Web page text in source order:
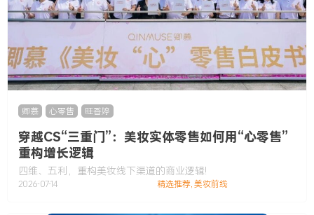
卿慕 心零售 旺香婷
穿越CS“三重门”：美妆实体零售如何用“心零售”
重构增长逻辑
四维、五利，重构美妆线下渠道的商业逻辑!
2026-07-14 精选推荐,美妆前线